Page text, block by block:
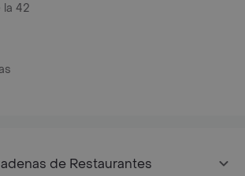
la 42
de Restaurantes